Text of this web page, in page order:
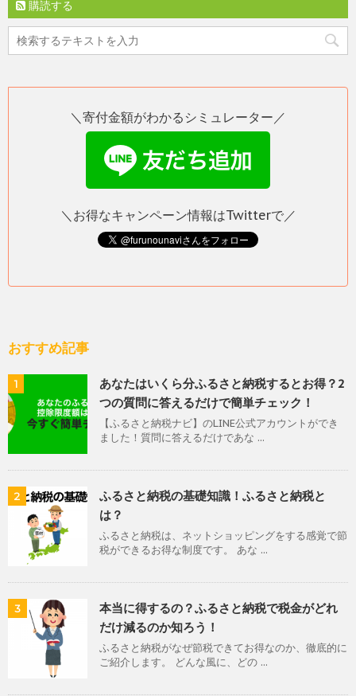
購読する
＼寄付金額がわかるシミュレーター／
＼お得なキャンペーン情報はTwitterで／
おすすめ記事
1
あなたはいくら分ふるさと納税するとお得？2
つの質問に答えるだけで簡単チェック！
【ふるさと納税ナビ】のLINE公式アカウントができ
ました！質問に答えるだけであな ...
2
ふるさと納税の基礎知識！ふるさと納税と
は？
ふるさと納税は、ネットショッピングをする感覚で節
税ができるお得な制度です。 あな ...
3
本当に得するの？ふるさと納税で税金がどれ
だけ減るのか知ろう！
ふるさと納税がなぜ節税できてお得なのか、徹底的に
ご紹介します。 どんな風に、どの ...